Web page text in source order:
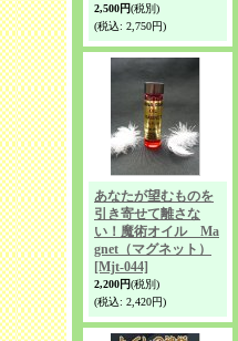
2,500円(税別)
(税込: 2,750円)
あなたが望むものを
引き寄せて離さな
い！魔術オイル Ma
gnet（マグネット）
[Mjt-044]
2,200円(税別)
(税込: 2,420円)